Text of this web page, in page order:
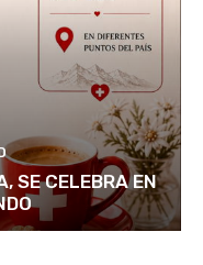
SE CELEBRA EN